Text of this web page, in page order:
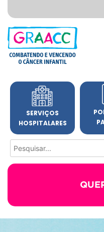
SERVIÇOS
HOSPITALARES